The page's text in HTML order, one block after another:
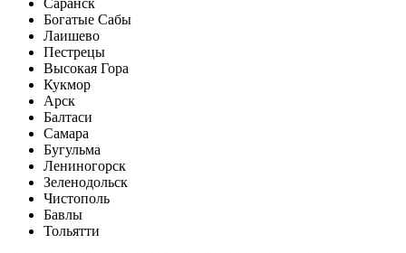
Саранск
Богатые Сабы
Лаишево
Пестрецы
Высокая Гора
Кукмор
Арск
Балтаси
Самара
Бугульма
Лениногорск
Зеленодольск
Чистополь
Бавлы
Тольятти